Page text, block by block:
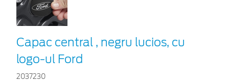
Capac central , negru lucios, cu
logo-ul Ford
2037230